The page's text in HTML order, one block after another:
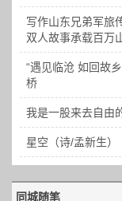
写作山东兄弟军旅
双人故事承载百万
“遇见临沧 如回故
桥
我是一股来去自由
星空（诗/孟新生）
同城随笔